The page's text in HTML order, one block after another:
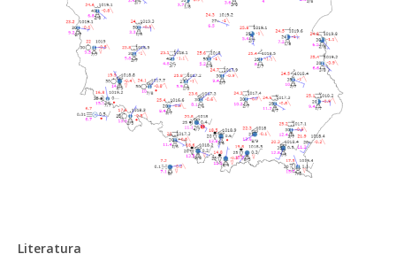
Literatura